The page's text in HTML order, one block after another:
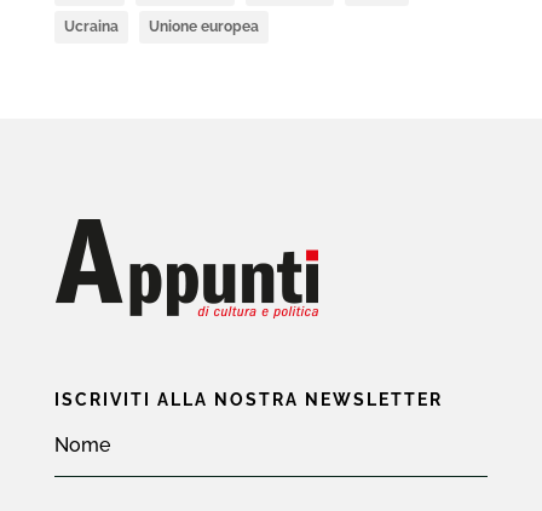
Ucraina Unione europea
ISCRIVITI ALLA NOSTRA NEWSLETTER